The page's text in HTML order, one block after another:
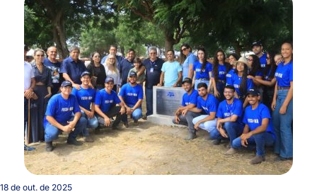
18 de out. de 2025